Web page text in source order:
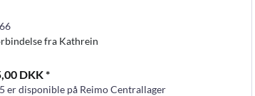
fra Kathrein
DKK *
5 er disponible på Reimo Centrallager